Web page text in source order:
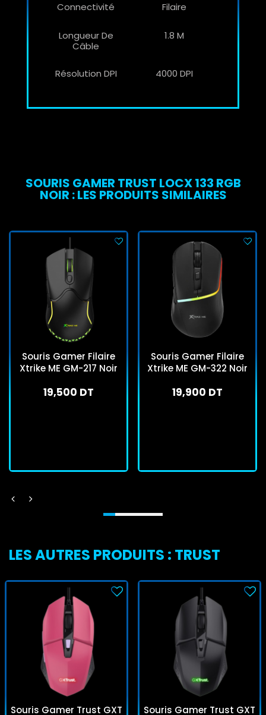
Connectivité Filaire
Longueur De
Câble
1.8 M
Résolution DPI 4000 DPI
SOURIS GAMER TRUST LOCX 133 RGB
NOIR : LES PRODUITS SIMILAIRES
Souris Gamer Filaire
Xtrike ME GM-217 Noir
19,500 DT
Souris Gamer Filaire
Xtrike ME GM-322 Noir
19,900 DT
LES AUTRES PRODUITS : TRUST
Souris Gamer Trust GXT
Souris Gamer Trust GXT